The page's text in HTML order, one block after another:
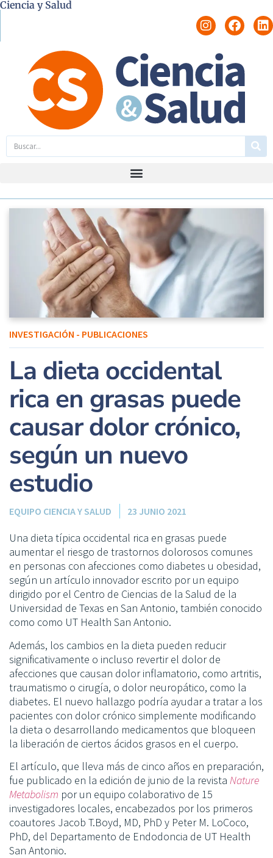
Ciencia y Salud
INVESTIGACIÓN - PUBLICACIONES
La dieta occidental
rica en grasas puede
causar dolor crónico,
según un nuevo
estudio
EQUIPO CIENCIA Y SALUD 23 JUNIO 2021
Una dieta típica occidental rica en grasas puede
aumentar el riesgo de trastornos dolorosos comunes
en personas con afecciones como diabetes u obesidad,
según un artículo innovador escrito por un equipo
dirigido por el Centro de Ciencias de la Salud de la
Universidad de Texas en San Antonio, también conocido
como como UT Health San Antonio.
Además, los cambios en la dieta pueden reducir
significativamente o incluso revertir el dolor de
afecciones que causan dolor inflamatorio, como artritis,
traumatismo o cirugía, o dolor neuropático, como la
diabetes. El nuevo hallazgo podría ayudar a tratar a los
pacientes con dolor crónico simplemente modificando
la dieta o desarrollando medicamentos que bloqueen
la liberación de ciertos ácidos grasos en el cuerpo.
El artículo, que lleva más de cinco años en preparación,
fue publicado en la edición de junio de la revista Nature
Metabolism por un equipo colaborativo de 15
investigadores locales, encabezados por los primeros
coautores Jacob T.Boyd, MD, PhD y Peter M. LoCoco,
PhD, del Departamento de Endodoncia de UT Health
San Antonio.